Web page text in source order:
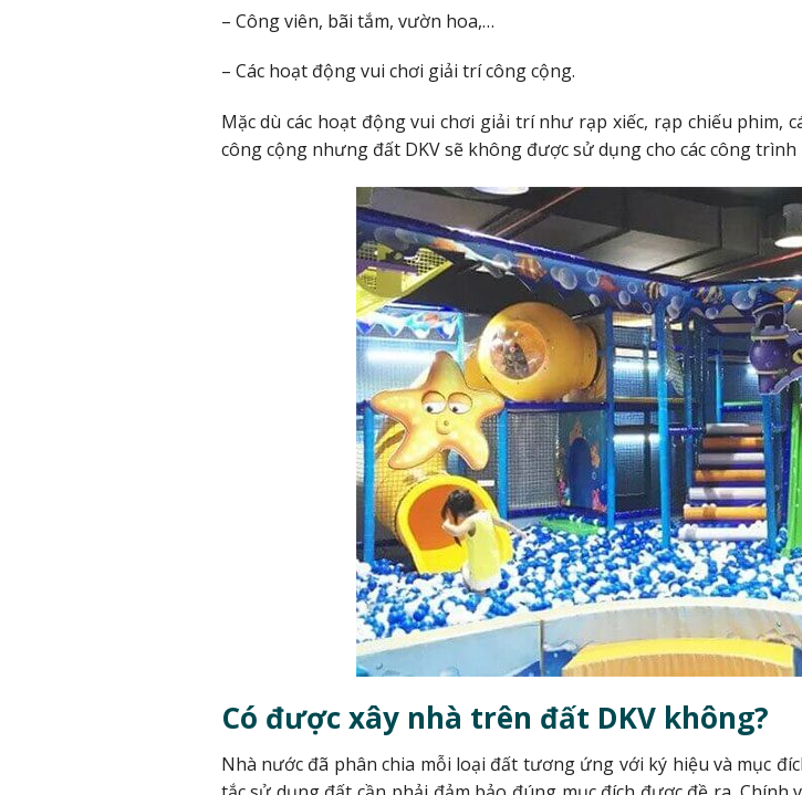
– Công viên, bãi tắm, vườn hoa,…
– Các hoạt động vui chơi giải trí công cộng.
Mặc dù các hoạt động vui chơi giải trí như rạp xiếc, rạp chiếu phim,
công cộng nhưng đất DKV sẽ không được sử dụng cho các công trình
Có được xây nhà trên đất DKV không?
Nhà nước đã phân chia mỗi loại đất tương ứng với ký hiệu và mục